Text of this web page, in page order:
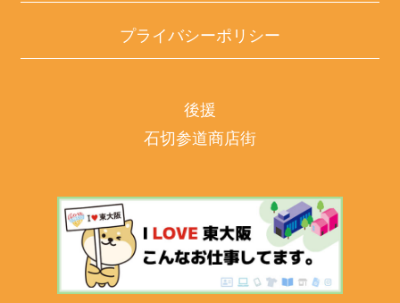
プライバシーポリシー
後援
石切参道商店街